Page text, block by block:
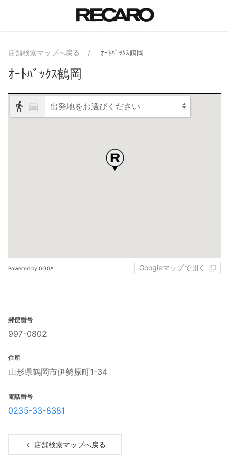
店舗検索マップへ戻る ｵｰﾄﾊﾞｯｸｽ鶴岡
ｵｰﾄﾊﾞｯｸｽ鶴岡
出発地をお選びください
Powered by GOGA Googleマップで開く
郵便番号
997-0802
住所
山形県鶴岡市伊勢原町1-34
電話番号
0235-33-8381
店舗検索マップへ戻る